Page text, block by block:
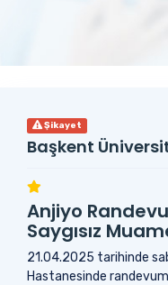
Şikayet
Başkent
Anjiyo
Saygısız
21.04.2025 tarihinde
Hastanesinde